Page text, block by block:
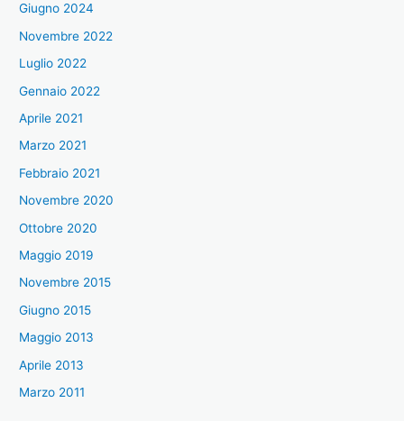
Giugno 2024
Novembre 2022
Luglio 2022
Gennaio 2022
Aprile 2021
Marzo 2021
Febbraio 2021
Novembre 2020
Ottobre 2020
Maggio 2019
Novembre 2015
Giugno 2015
Maggio 2013
Aprile 2013
Marzo 2011